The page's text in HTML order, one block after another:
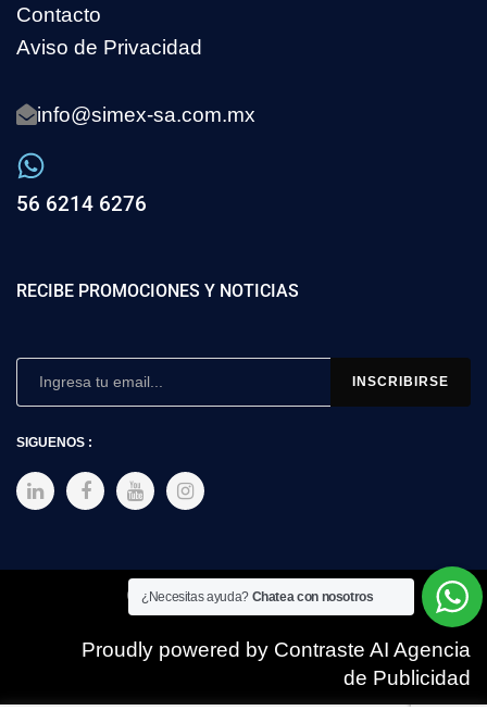
Contacto
Aviso de Privacidad
info@simex-sa.com.mx
56 6214 6276
RECIBE PROMOCIONES Y NOTICIAS
SIGUENOS :
Copyright © 2025 SIMEX
Proudly powered by Contraste AI Agencia
de Publicidad
¿Necesitas ayuda? Chatea con nosotros